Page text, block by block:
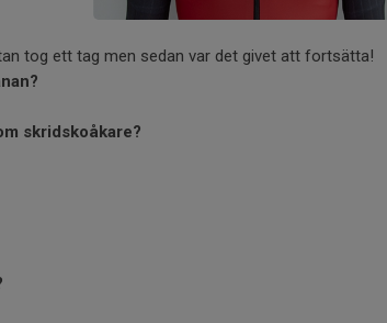
tog ett tag men sedan var det givet att fortsätta!
skridskoåkare?